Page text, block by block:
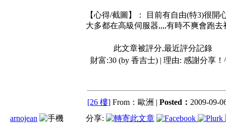
【心得/截圖】： 目前有自由(特3)很
大多都在高級伺服器,,,,有時不爽會跑
此文章被評分,最近評分記錄
財富:30 (by 香吉士) | 理由: 感謝分享
[26 樓] From：歐洲 | Posted： 2009-09-
arnojean
分享: